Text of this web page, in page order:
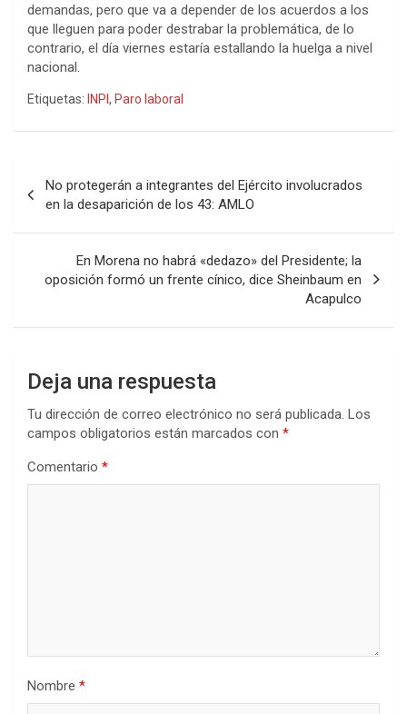
demandas, pero que va a depender de los acuerdos a los
que lleguen para poder destrabar la problemática, de lo
contrario, el día viernes estaría estallando la huelga a nivel
nacional.
Etiquetas: INPI , Paro laboral
de
entradas
No protegerán a integrantes del Ejército involucrados
en la desaparición de los 43: AMLO
En Morena no habrá «dedazo» del Presidente; la
oposición formó un frente cínico, dice Sheinbaum en
Acapulco
Deja una respuesta
Tu dirección de correo electrónico no será publicada. Los
campos obligatorios están marcados con *
Comentario *
Nombre *